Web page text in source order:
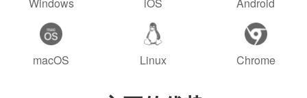
Windows iOS Android
macOS Linux Chrome